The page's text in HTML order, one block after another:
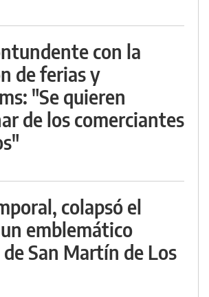
con la
de ferias y
"Se quieren
de los comerciantes
colapsó el
emblemático
San Martín de Los